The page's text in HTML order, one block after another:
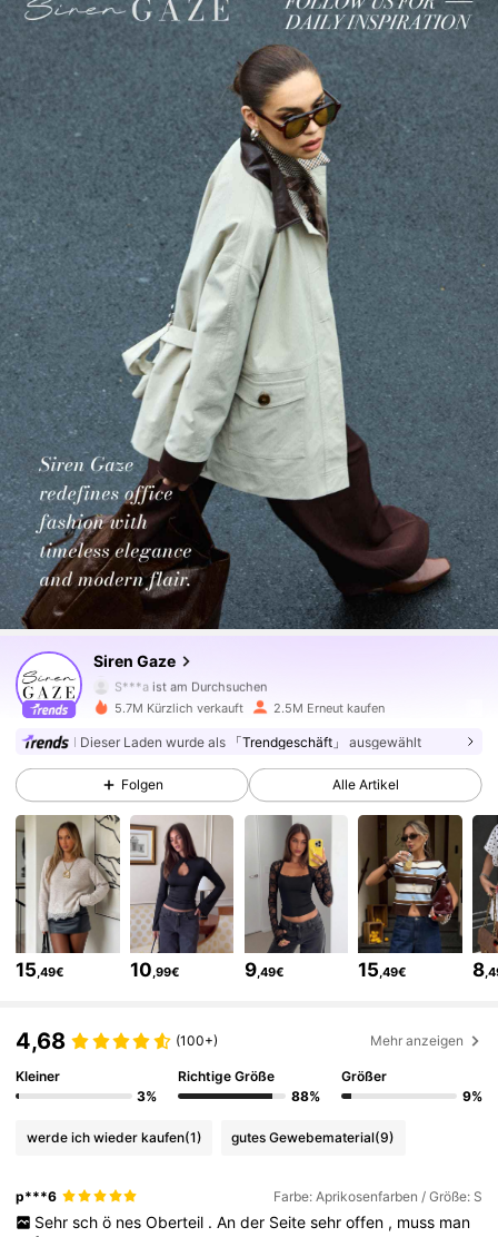
Siren Gaze
4,77 1.2M Follower
S***aist am Durchsuchen
4,77
1.2M Follower
4,77
4,77 1.2M Follower
4,77 1.2M Follower
1.2M Follower
4,77 1.2M Follower
5.7M Kürzlich verkauft 2.5M Erneut kaufen
Dieser Laden wurde als 「Trendgeschäft」 ausgewählt
Folgen Alle Artikel
15,49€ 10,99€ 9,49€ 15,49€ 8
4,68 (100+) Mehr anzeigen
Kleiner
3%
Richtige Größe
88%
Größer
9%
werde ich wieder kaufen(1) gutes Gewebematerial(9)
p***6 Farbe: Aprikosenfarben / Größe: S
Sehr sch ö nes Oberteil . An der Seite sehr offen , muss man